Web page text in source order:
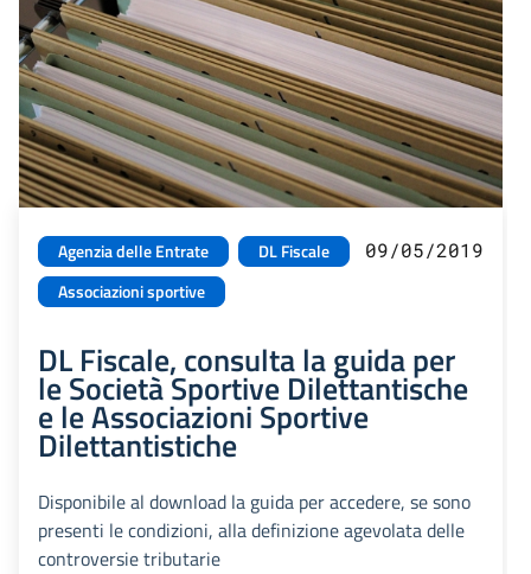
Agenzia delle Entrate
DL Fiscale
Associazioni sportive
09/05/2019
DL Fiscale, consulta la guida per
le Società Sportive Dilettantische
e le Associazioni Sportive
Dilettantistiche
Disponibile al download la guida per accedere, se sono
presenti le condizioni, alla definizione agevolata delle
controversie tributarie